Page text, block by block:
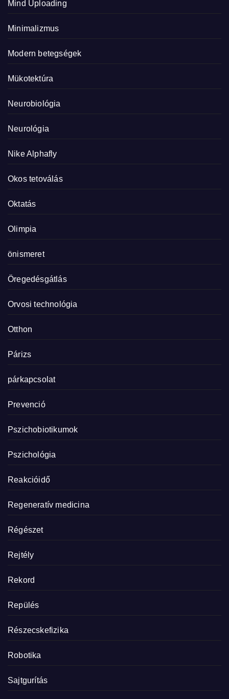
Mind Uploading
Minimalizmus
Modern betegségek
Mükotektúra
Neurobiológia
Neurológia
Nike Alphafly
Okos tetoválás
Oktatás
Olimpia
önismeret
Öregedésgátlás
Orvosi technológia
Otthon
Párizs
párkapcsolat
Prevenció
Pszichobiotikumok
Pszichológia
Reakcióidő
Regeneratív medicina
Régészet
Rejtély
Rekord
Repülés
Részecskefizika
Robotika
Sajtgurítás